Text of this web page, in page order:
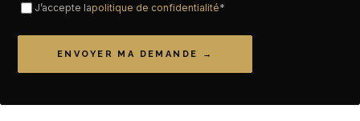
J’accepte lapolitique de confidentialité*
ENVOYER MA DEMANDE →